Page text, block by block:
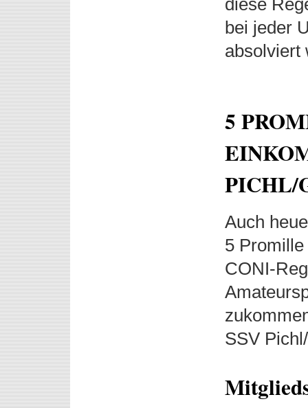
diese
bei jeder
absolviert
5
PICHL/
Auch
5
CONI-
SSV